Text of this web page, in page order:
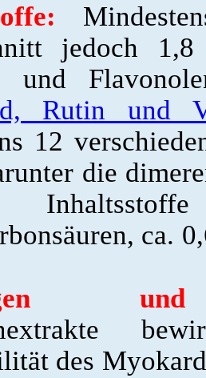
jedoch
und
Rutin und
12
die
ca.
und
des